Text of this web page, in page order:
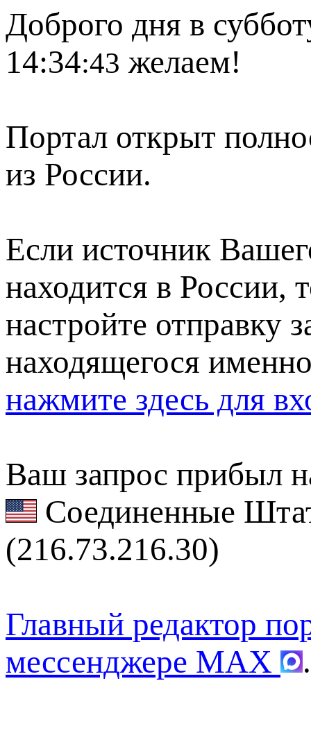
Доброго дня в
14:34:43 желаем!
Портал открыт
из России.
Если источник
находится в России,
настройте отправку
находящегося
нажмите здесь для
Ваш запрос прибыл
Соединенные
(216.73.216.30)
Главный редактор
мессенджере MAX
.